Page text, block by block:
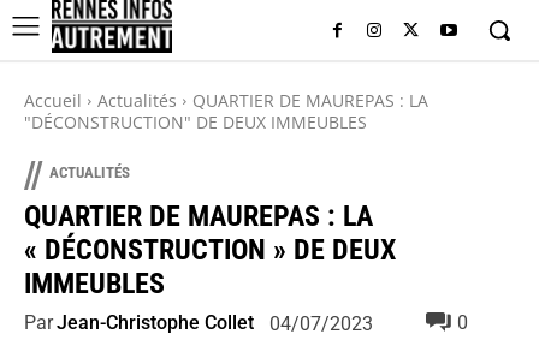
Accueil Actualités
QUARTIER DE MAUREPAS : LA
"DÉCONSTRUCTION" DE DEUX IMMEUBLES
// ACTUALITÉS
QUARTIER DE MAUREPAS : LA
« DÉCONSTRUCTION » DE DEUX
IMMEUBLES
ParJean-Christophe Collet 04/07/2023
0